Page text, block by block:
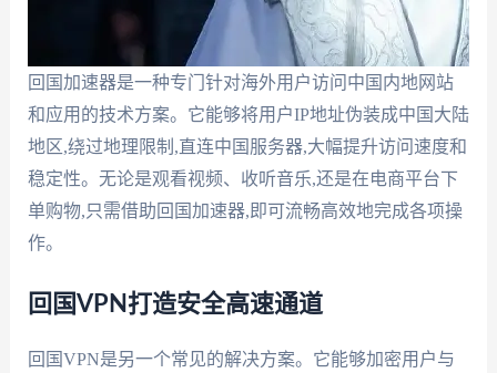
回国加速器是一种专门针对海外用户访问中国内地网站
和应用的技术方案。它能够将用户IP地址伪装成中国大陆
地区,绕过地理限制,直连中国服务器,大幅提升访问速度和
稳定性。无论是观看视频、收听音乐,还是在电商平台下
单购物,只需借助回国加速器,即可流畅高效地完成各项操
作。
回国VPN打造安全高速通道
回国VPN是另一个常见的解决方案。它能够加密用户与